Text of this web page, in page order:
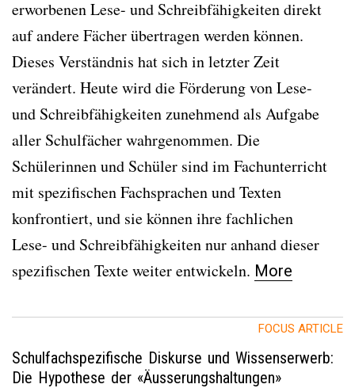
erworbenen Lese- und Schreibfähigkeiten direkt
auf andere Fächer übertragen werden können.
Dieses Verständnis hat sich in letzter Zeit
verändert. Heute wird die Förderung von Lese-
und Schreibfähigkeiten zunehmend als Aufgabe
aller Schulfächer wahrgenommen. Die
Schülerinnen und Schüler sind im Fachunterricht
mit spezifischen Fachsprachen und Texten
konfrontiert, und sie können ihre fachlichen
Lese- und Schreibfähigkeiten nur anhand dieser
spezifischen Texte weiter entwickeln. More
FOCUS ARTICLE
Schulfachspezifische Diskurse und Wissenserwerb:
Die Hypothese der «Äusserungshaltungen»